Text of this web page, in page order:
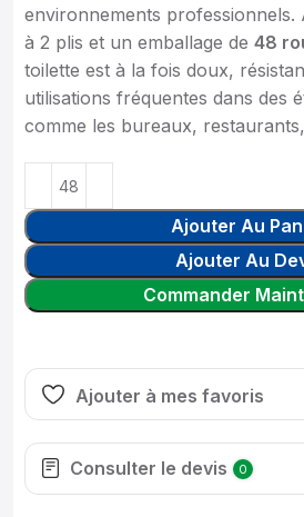
environnements professionnels.
à 2 plis et un emballage de 48
toilette est à la fois doux,
utilisations fréquentes dans des
comme les bureaux,
Ajouter Au
Ajouter Au
Commander
Ajouter à mes favoris
Consulter le devis 0